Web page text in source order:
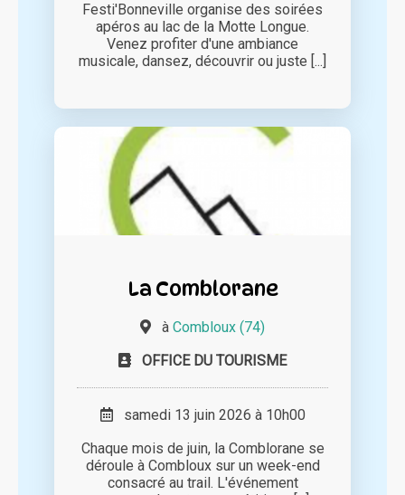
Festi'Bonneville organise des soirées
apéros au lac de la Motte Longue.
Venez profiter d'une ambiance
musicale, dansez, découvrir ou juste [...]
La Comblorane
à Combloux (74)
OFFICE DU TOURISME
samedi 13 juin 2026 à 10h00
Chaque mois de juin, la Comblorane se
déroule à Combloux sur un week-end
consacré au trail. L'événement